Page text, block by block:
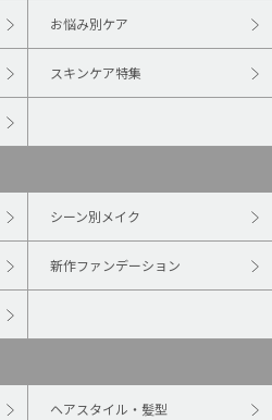
お悩み別ケア
スキンケア特集
シーン別メイク
新作ファンデーション
ヘアスタイル・髪型